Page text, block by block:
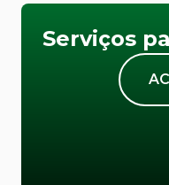
Serviços